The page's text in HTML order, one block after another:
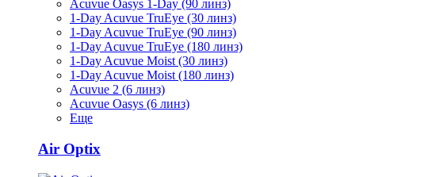
Acuvue Oasys 1-Day (90 линз)
1-Day Acuvue TruEye (30 линз)
1-Day Acuvue TruEye (90 линз)
1-Day Acuvue TruEye (180 линз)
1-Day Acuvue Moist (30 линз)
1-Day Acuvue Moist (180 линз)
Acuvue 2 (6 линз)
Acuvue Oasys (6 линз)
Еще
Air Optix